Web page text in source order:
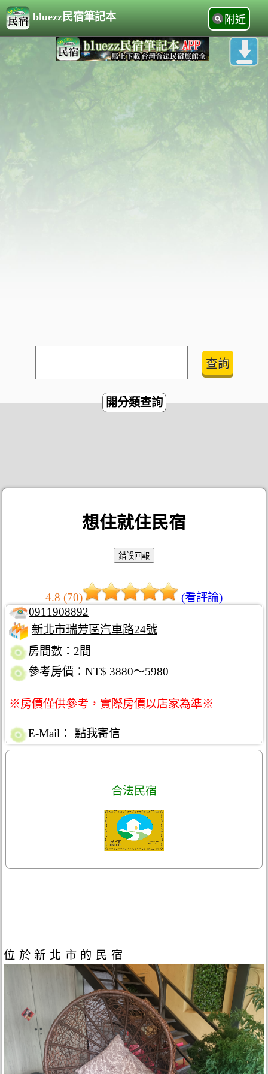
bluezz民宿筆記本 附近
開分類查詢
想住就住民宿
4.8 (70)
(看評論)
0911908892
新北市瑞芳區汽車路24號
房間數：2間
參考房價：NT$ 3880～5980
※房價僅供參考，實際房價以店家為準※
E-Mail： 點我寄信
合法民宿
位於新北市的民宿